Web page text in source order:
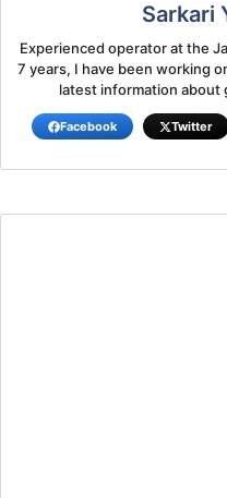
Sarkari
Experienced operator at the
7 years, I have been working
latest information about
Facebook Twitter